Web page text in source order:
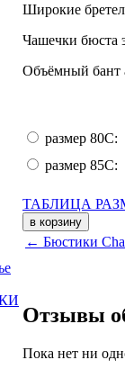
Широкие
Чашечки бюста
Объёмный бант
размер 80C:
размер 85C:
ТАБЛИЦА
← Бюстики
Отзывы
Пока нет ни